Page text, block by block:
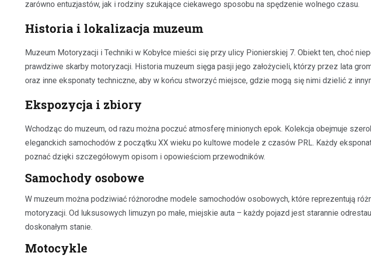
zarówno entuzjastów, jak i rodziny szukające ciekawego sposobu na spędzenie wolnego czasu.
Historia i lokalizacja muzeum
Muzeum Motoryzacji i Techniki w Kobyłce mieści się przy ulicy Pionierskiej 7. Obiekt ten, choć
prawdziwe skarby motoryzacji. Historia muzeum sięga pasji jego założycieli, którzy przez lata
oraz inne eksponaty techniczne, aby w końcu stworzyć miejsce, gdzie mogą się nimi dzielić z
Ekspozycja i zbiory
Wchodząc do muzeum, od razu można poczuć atmosferę minionych epok. Kolekcja obejmuje
eleganckich samochodów z początku XX wieku po kultowe modele z czasów PRL. Każdy
poznać dzięki szczegółowym opisom i opowieściom przewodników.
Samochody osobowe
W muzeum można podziwiać różnorodne modele samochodów osobowych, które reprezentują
motoryzacji. Od luksusowych limuzyn po małe, miejskie auta – każdy pojazd jest starannie
doskonałym stanie.
Motocykle